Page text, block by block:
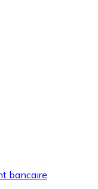
espèces et d'autres
bancaire